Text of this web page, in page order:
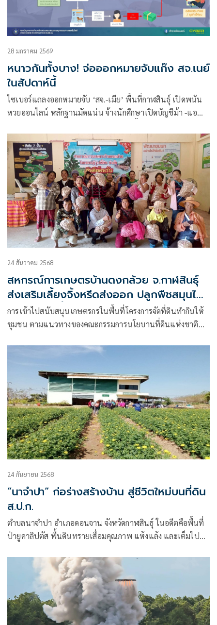
28 มกราคม 2569
หนาวกันทั้งบาง! จ่อออกหมายจับแก๊ง สจ.เนย์
ในสัปดาห์นี้
ไซเบอร์แถลงออกหมายจับ ‘สจ.-เมีย’ พื้นที่กาฬสินธุ์ เปิดพนัน
หวยออนไลน์ หลักฐานมัดแน่น จ้างนักศึกษาเปิดบัญชีม้า -แอ
24 ธันวาคม 2568
สหกรณ์การเกษตรบ้านดงกล้วย จ.กาฬสินธุ์
ส่งเสริมเลี้ยงจิ้งหรีดส่งออก ปลูกพืชสมุนไพร
ปลูกหม่อนเลี้ยงไหม ต้นแบบความสำเร็จ
สหกรณ์ในพื้นที่คทช.“ดงกล้วยโมเดล”
การเข้าไปสนับสนุนเกษตรกรในพื้นที่โครงการจัดที่ดินทำกินให้
ชุมชน ตามแนวทางของคณะกรรมการนโยบานที่ดินแห่งชาติ
ที่ได้รับมอบหมายอย่างเป็นระบบครบวงจร ถือเป็นเป้าหมาย
อนุกรรมการส่งเสริมพัฒนาอาชีพและการตลาด (คณะอนุ 3) โดย
มุ่งเน้นการรวมกลุ่ม เพิ่มทักษะอาชีพ การเข้าถึงเงินทุน
24 กันยายน 2568
“นาจำปา” ก่อร่างสร้างบ้าน สู่ชีวิตใหม่บนที่ดิน
ส.ป.ก.
ตำบลนาจำปา อำเภอดอนจาน จังหวัดกาฬสินธุ์ ในอดีตคือพื้นที่
ป่ายูคาลิปตัส พื้นดินทรายเสื่อมคุณภาพ แห้งแล้ง และเต็มไป